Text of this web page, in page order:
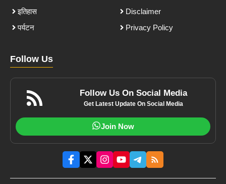
इतिहास
पर्यटन
Disclaimer
Privacy Policy
Follow Us
Follow Us On Social Media
Get Latest Update On Social Media
Join Now